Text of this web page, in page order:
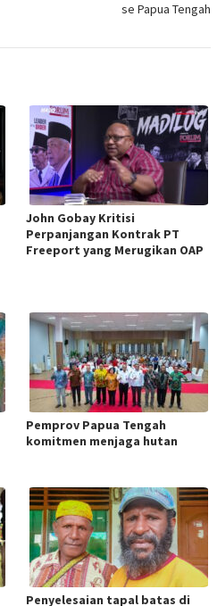
se Papua Tengah
‎John Gobay Kritisi
Perpanjangan Kontrak PT
Freeport yang Merugikan OAP
Pemprov Papua Tengah
komitmen menjaga hutan
Penyelesaian tapal batas di